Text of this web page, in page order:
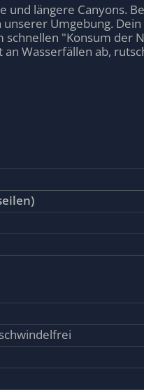
und längere Canyons.
Umgebung. Dein
schnellen "Konsum der
Wasserfällen ab,